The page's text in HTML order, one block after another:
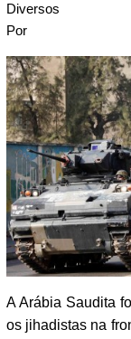
Diversos
Por
A Arábia Saudita
os jihadistas na